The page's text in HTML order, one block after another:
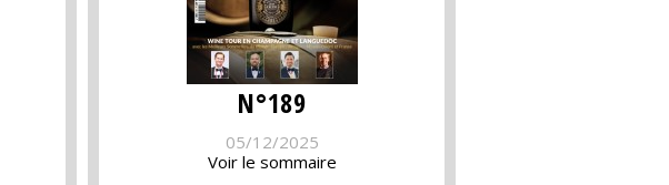
N°189
05/12/2025
Voir le sommaire